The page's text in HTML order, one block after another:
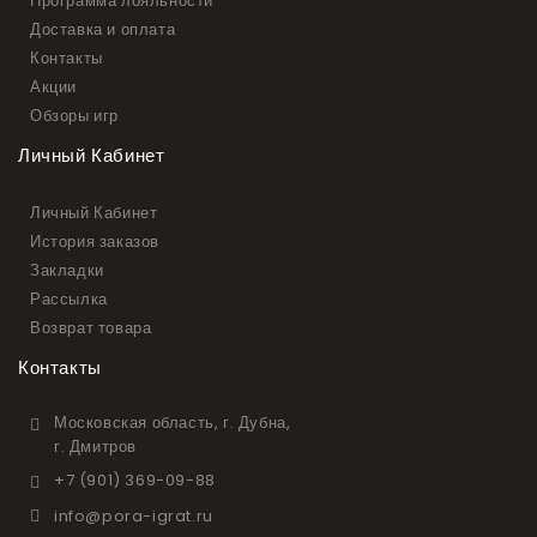
Доставка и оплата
Контакты
Акции
Обзоры игр
Личный Кабинет
Личный Кабинет
История заказов
Закладки
Рассылка
Возврат товара
Контакты
Московская область, г. Дубна,
г. Дмитров
+7 (901) 369-09-88
info@pora-igrat.ru